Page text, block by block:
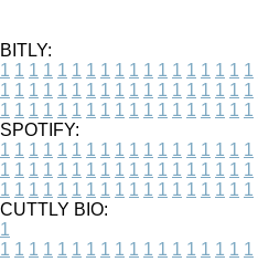
BITLY:
1 1 1 1 1 1 1 1 1 1 1 1 1 1 1 1 1 1
1 1 1 1 1 1 1 1 1 1 1 1 1 1 1 1 1 1
1 1 1 1 1 1 1 1 1 1 1 1 1 1 1 1 1 1
SPOTIFY:
1 1 1 1 1 1 1 1 1 1 1 1 1 1 1 1 1 1
1 1 1 1 1 1 1 1 1 1 1 1 1 1 1 1 1 1
1 1 1 1 1 1 1 1 1 1 1 1 1 1 1 1 1 1
CUTTLY BIO:
1
1 1 1 1 1 1 1 1 1 1 1 1 1 1 1 1 1 1